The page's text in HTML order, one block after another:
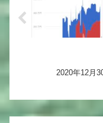
2020年12月